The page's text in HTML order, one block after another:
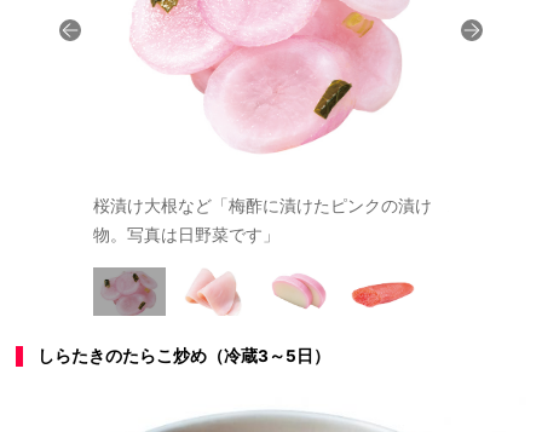
桜漬け大根など「梅酢に漬けたピンクの漬け
物。写真は日野菜です」
しらたきのたらこ炒め（冷蔵3～5日）